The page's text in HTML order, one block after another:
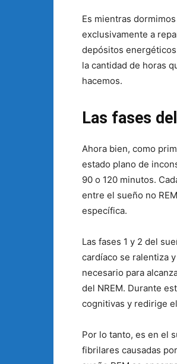
Es mientras
exclusivamente a
depósitos
la cantidad de horas
hacemos.
Las fases
Ahora bien, como
estado plano de
90 o 120 minutos.
entre el sueño no
específica.
Las fases 1 y 2 del
cardíaco se ralentiza
necesario para
del NREM. Durante
cognitivas y redirige
Por lo tanto, es en el
fibrilares causadas